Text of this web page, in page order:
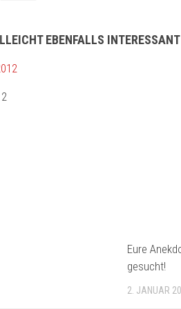
EBENFALLS
Eure
gesucht!
2. JANUAR